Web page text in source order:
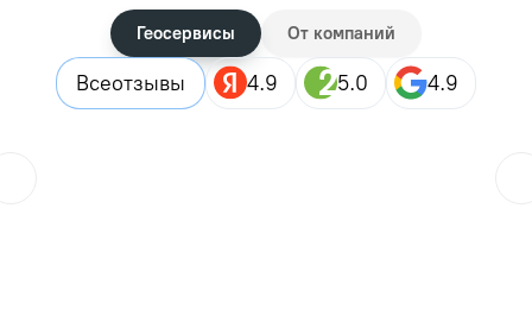
Геосервисы От компаний
Всеотзывы 4.9 5.0 4.9